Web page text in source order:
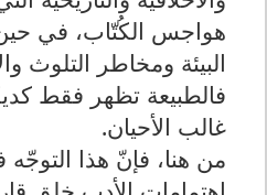
هواجس الكُتّاب، في
البيئة ومخاطر التلوث
فالطبيعة تظهر فقط
غالب الأحيان.
من هنا، فإنّ هذا